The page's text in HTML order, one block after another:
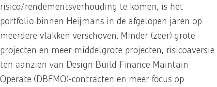
risico/rendementsverhouding te komen, is het
portfolio binnen Heijmans in de afgelopen jaren op
meerdere vlakken verschoven. Minder (zeer) grote
projecten en meer middelgrote projecten, risicoaversie
ten aanzien van Design Build Finance Maintain
Operate (DBFMO)-contracten en meer focus op